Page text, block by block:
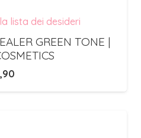
lista dei desideri
GREEN TONE |